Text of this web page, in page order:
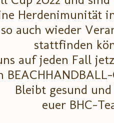
Herdenimunität
auch wieder
stattfinden
auf jeden Fall
BEACHHANDBALL-
Bleibt gesund
euer BHC-